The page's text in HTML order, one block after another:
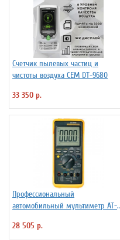
Счетчик пылевых частиц и
чистоты воздуха СЕМ DT-9680
33 350 р.
Профессиональный
автомобильный мультиметр AT-
28 505 р.